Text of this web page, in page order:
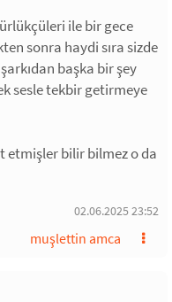
ile bir gece
sonra haydi sıra sizde
başka bir şey
sesle tekbir getirmeye
etmişler bilir bilmez o da
02.06.2025 23:52
muşlettin amca